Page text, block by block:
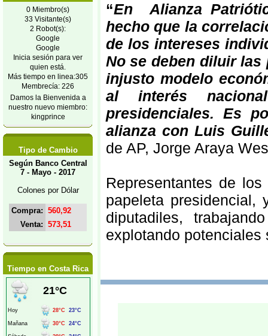
0 Miembro(s)
33 Visitante(s)
2 Robot(s):
Google
Google
Inicia sesión para ver
quien está.
Más tiempo en linea:305
Membrecía: 226
Damos la Bienvenida a
nuestro nuevo miembro:
kingprince
Tipo de Cambio
Según Banco Central
7 - Mayo - 2017
Colones por Dólar
Compra: 560,92
Venta: 573,51
Tiempo en Costa Rica
“En Alianza
hecho que la
de los intereses
No se deben diluir
injusto modelo
al interés
presidenciales. Es
alianza con Luis
de AP, Jorge Araya
Representantes de
papeleta presidencial,
diputadiles,
explotando